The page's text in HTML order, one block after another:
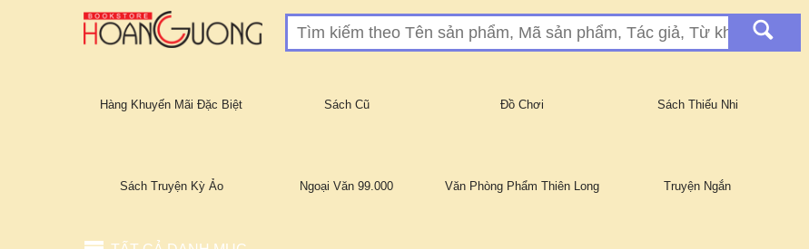
Hàng Khuyến Mãi Đặc Biệt Sách Cũ Đồ Chơi Sách Thiếu Nhi
Sách Truyện Kỳ Ảo Ngoại Văn 99.000 Văn Phòng Phẩm Thiên Long Truyện Ngắn